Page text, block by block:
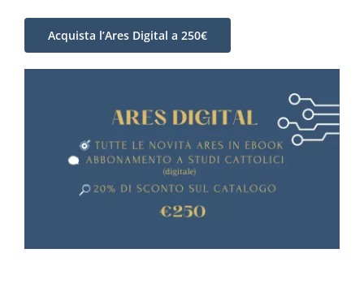
Acquista l’Ares Digital a 250€